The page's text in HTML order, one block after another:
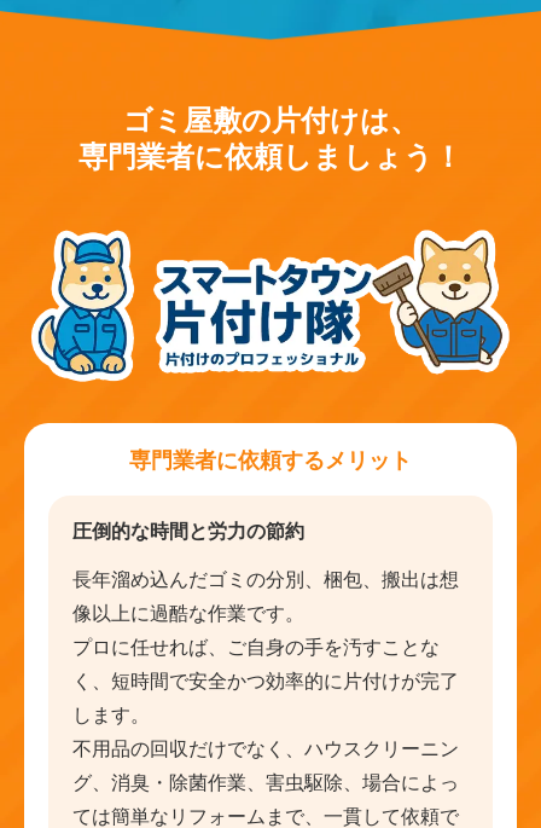
ゴミ屋敷の片付けは、
専門業者に依頼しましょう！
専門業者に依頼するメリット
圧倒的な時間と労力の節約
長年溜め込んだゴミの分別、梱包、搬出は想
像以上に過酷な作業です。
プロに任せれば、ご自身の手を汚すことな
く、短時間で安全かつ効率的に片付けが完了
します。
不用品の回収だけでなく、ハウスクリーニン
グ、消臭・除菌作業、害虫駆除、場合によっ
ては簡単なリフォームまで、一貫して依頼で